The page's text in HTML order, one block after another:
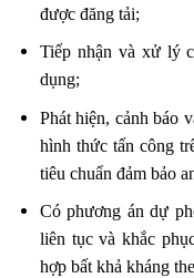
được đăng tải;
Tiếp nhận và xử lý
dụng;
Phát hiện, cảnh báo
hình thức tấn công
tiêu chuẩn đảm bảo
Có phương án dự
liên tục và khắc
hợp bất khả kháng